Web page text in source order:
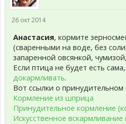
26 окт 2014
Анастасия, кормите
(сваренными на воде, без
запаренной овсянкой,
Если птица не будет есть сама,
докармливать.
Вот ссылки о принудительном
Кормление из шприца
Принудительное кормление
Искусственное вскармливание